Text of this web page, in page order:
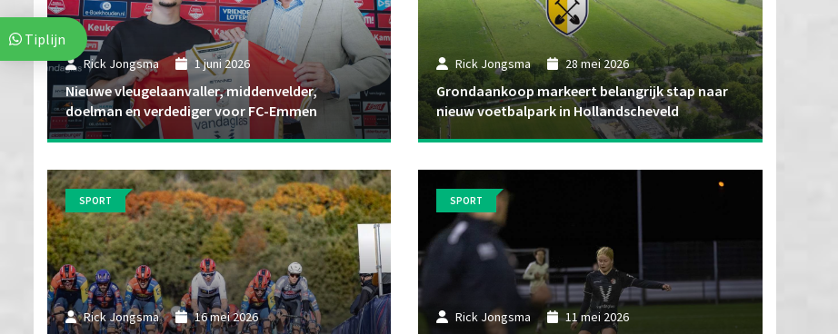
Rick Jongsma 1 juni 2026
Nieuwe vleugelaanvaller, middenvelder,
doelman en verdediger voor FC-Emmen
Rick Jongsma 28 mei 2026
Grondaankoop markeert belangrijk stap naar
nieuw voetbalpark in Hollandscheveld
Rick Jongsma 16 mei 2026
SPORT
Rick Jongsma 11 mei 2026
SPORT
Tiplijn